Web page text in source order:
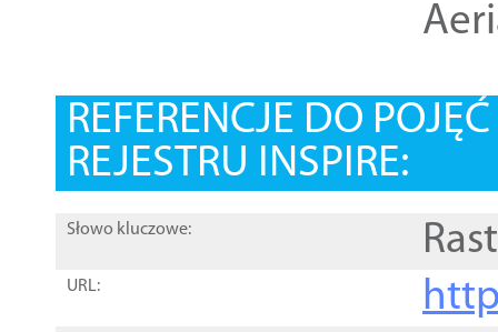
REFERENCJE DO
REJESTRU INSPIRE:
Słowo kluczowe:
URL: